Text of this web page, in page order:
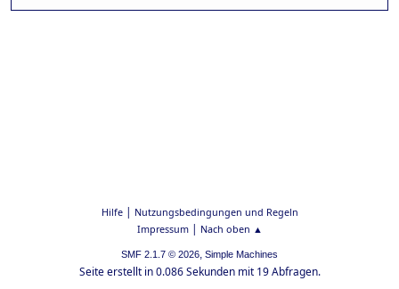
Hilfe| Nutzungsbedingungen und Regeln
Impressum| Nach oben ▲
SMF 2.1.7 © 2026, Simple Machines
Seite erstellt in 0.086 Sekunden mit 19 Abfragen.